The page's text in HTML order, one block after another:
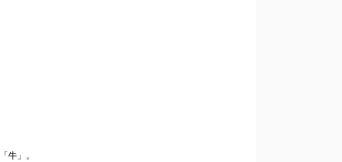
牛」。